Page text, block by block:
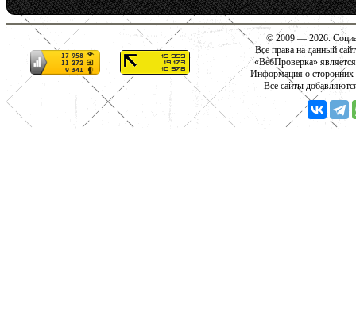
© 2009 — 2026.
Все права на данный
«ВебПроверка»
Информация о сторонних
Все сайты